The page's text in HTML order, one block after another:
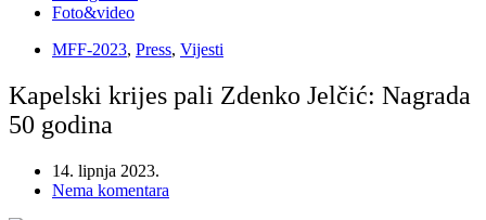
Foto&video
MFF-2023, Press, Vijesti
Kapelski krijes pali Zdenko Jelčić: Nagrada
50 godina
14. lipnja 2023.
Nema komentara